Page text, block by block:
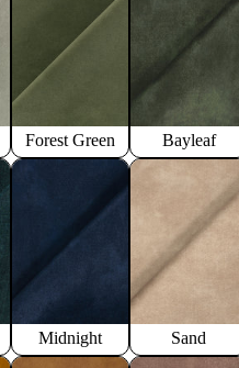
Forest Green Bayleaf
Midnight Sand